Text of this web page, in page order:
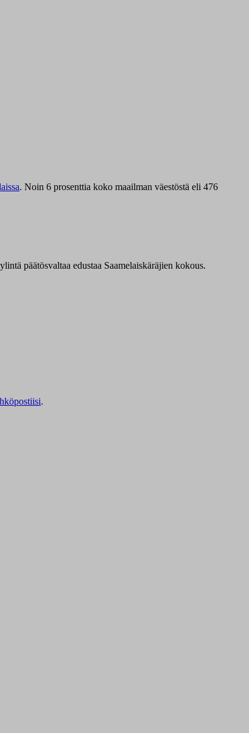
. Noin 6 prosenttia koko maailman väestöstä eli 476
päätösvaltaa edustaa Saamelaiskäräjien kokous.
.